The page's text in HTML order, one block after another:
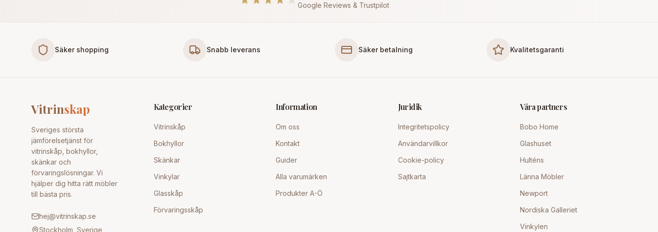
Google Reviews & Trustpilot
Säker shopping Snabb leverans Säker betalning Kvalitetsgaranti
Vitrinskap
Sveriges största
jämförelsetjänst för
vitrinskåp, bokhyllor,
skänkar och
förvaringslösningar. Vi
hjälper dig hitta rätt möbler
till bästa pris.
hej@vitrinskap.se
Stockholm, Sverige
Kategorier
Vitrinskåp
Bokhyllor
Skänkar
Vinkylar
Glasskåp
Förvaringsskåp
Information
Om oss
Kontakt
Guider
Alla varumärken
Produkter A-Ö
Juridik
Integritetspolicy
Användarvillkor
Cookie-policy
Sajtkarta
Våra partners
Bobo Home
Glashuset
Hulténs
Länna Möbler
Newport
Nordiska Galleriet
Vinkylen